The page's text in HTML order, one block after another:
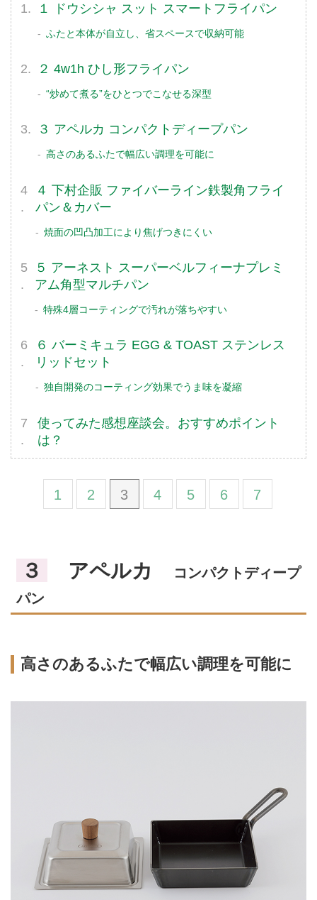
１ ドウシシャ スット スマートフライパン
ふたと本体が自立し、省スペースで収納可能
２ 4w1h ひし形フライパン
“炒めて煮る”をひとつでこなせる深型
３ アペルカ コンパクトディープパン
高さのあるふたで幅広い調理を可能に
４ 下村企販 ファイバーライン鉄製角フライ
パン＆カバー
焼面の凹凸加工により焦げつきにくい
５ アーネスト スーパーベルフィーナプレミ
アム角型マルチパン
特殊4層コーティングで汚れが落ちやすい
６ バーミキュラ EGG & TOAST ステンレス
リッドセット
独自開発のコーティング効果でうま味を凝縮
使ってみた感想座談会。おすすめポイント
は？
1 2 3 4 5 6 7
３ アペルカ
コンパクトディープ
パン
高さのあるふたで幅広い調理を可能に